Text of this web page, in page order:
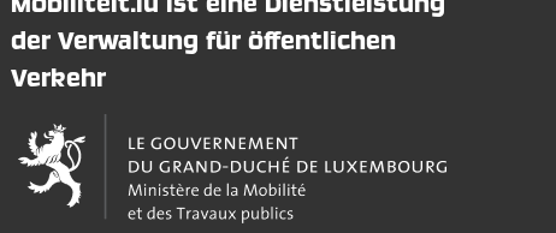
der Verwaltung für öffentlichen
Verkehr